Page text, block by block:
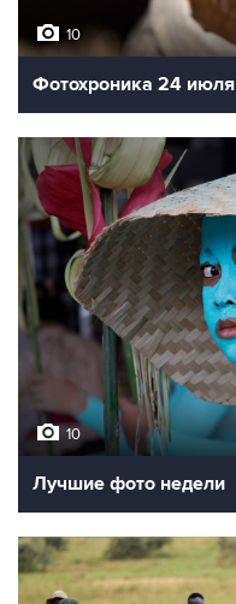
10
Фотохроника 24 июля
10
Лучшие фото недели